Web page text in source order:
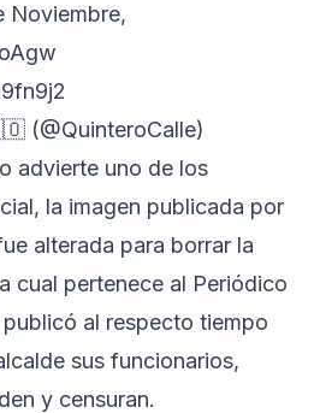
Noviembre,
(@QuinteroCalle)
advierte uno de los
la imagen publicada por
alterada para borrar la
cual pertenece al Periódico
al respecto tiempo
sus funcionarios,
y censuran.